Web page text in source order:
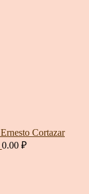
Ernesto Cortazar
0.00 ₽